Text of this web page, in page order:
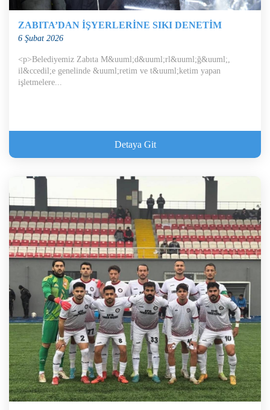
ZABITA’DAN İŞYERLERİNE SIKI DENETİM
6 Şubat 2026
<p>Belediyemiz Zabıta M&uuml;d&uuml;rl&uuml;ğ&uuml;,
il&ccedil;e genelinde &uuml;retim ve t&uuml;ketim yapan
işletmelere...
Detaya Git